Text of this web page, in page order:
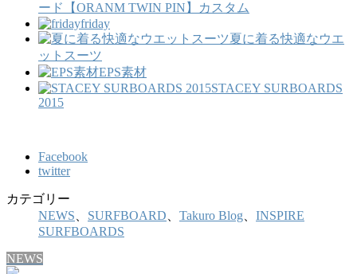
ード【ORANM TWIN PIN】カスタム
friday
夏に着る快適なウエ
ットスーツ
EPS素材
STACEY SURBOARDS
2015
Facebook
twitter
カテゴリー
NEWS
SURFBOARD Takuro Blog
INSPIRE
SURFBOARDS
NEWS